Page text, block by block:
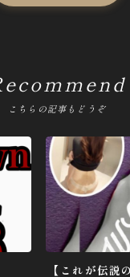
こちらの記事もどうぞ
【これが伝説